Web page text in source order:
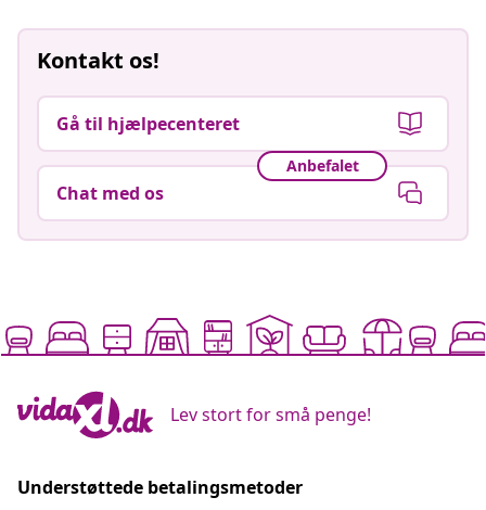
Kontakt os!
Gå til hjælpecenteret
Anbefalet
Chat med os
Lev stort for små penge!
Understøttede betalingsmetoder